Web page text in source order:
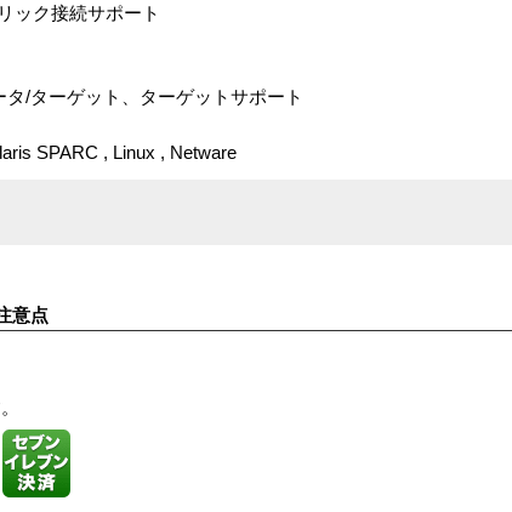
ック接続サポート
/ターゲット、ターゲットサポート
SPARC , Linux , Netware
意点